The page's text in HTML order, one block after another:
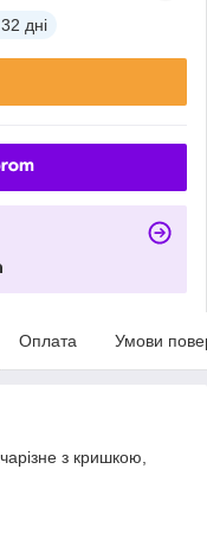
32 дні
Оплата Умови
з кришкою,